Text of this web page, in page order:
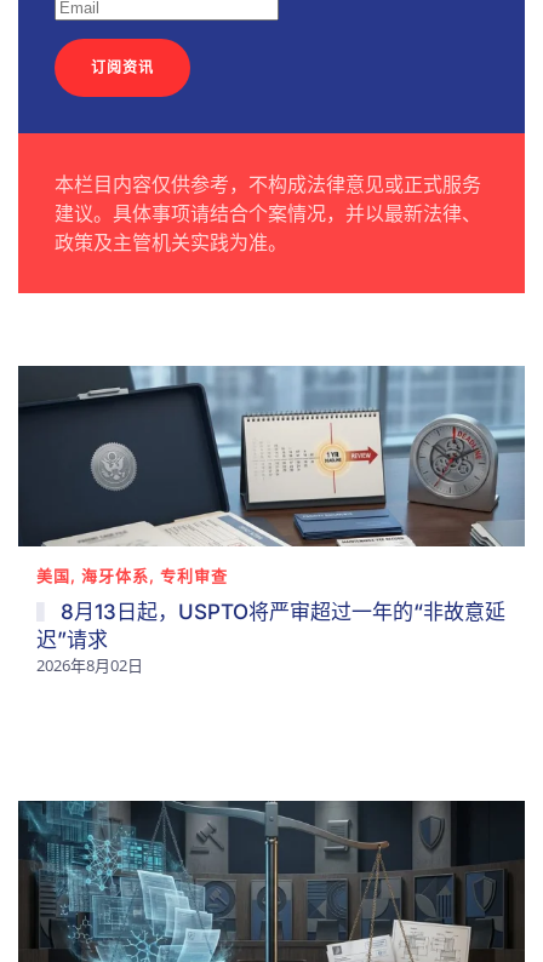
订阅资讯
本栏目内容仅供参考，不构成法律意见或正式服务
建议。具体事项请结合个案情况，并以最新法律、
政策及主管机关实践为准。
美国, 海牙体系, 专利审查
8月13日起，USPTO将严审超过一年的“非故意延
迟”请求
2026年8月02日